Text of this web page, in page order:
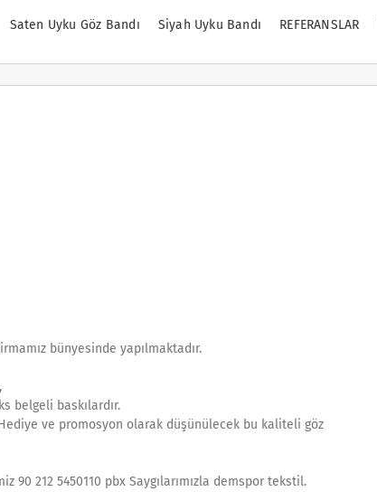
Saten Uyku Göz Bandı Siyah Uyku Bandı REFERANSLAR
bünyesinde yapılmaktadır.
belgeli baskılardır.
ve promosyon olarak düşünülecek bu kaliteli göz
212 5450110 pbx Saygılarımızla demspor tekstil.